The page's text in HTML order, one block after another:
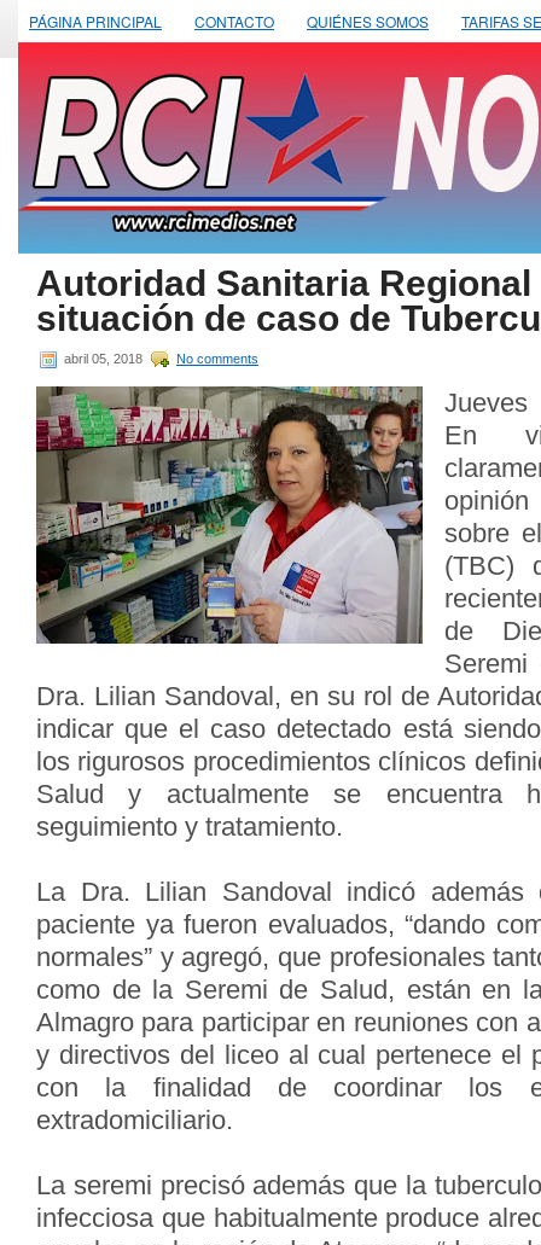
PÁGINA PRINCIPAL CONTACTO QUIÉNES SOMOS TARIFAS
Autoridad Sanitaria Regional
situación de caso de
abril 05, 2018 No comments
En
sobre
(TBC)
de
Seremi
Dra. Lilian Sandoval, en su rol de
indicar que el caso detectado está
los rigurosos procedimientos clínicos
Salud y actualmente se encuentra
seguimiento y tratamiento.
La Dra. Lilian Sandoval indicó
paciente ya fueron evaluados, “dando
normales” y agregó, que profesionales
como de la Seremi de Salud, están en
Almagro para participar en reuniones con
y directivos del liceo al cual pertenece el
con la finalidad de coordinar los
extradomiciliario.
La seremi precisó además que la
infecciosa que habitualmente produce